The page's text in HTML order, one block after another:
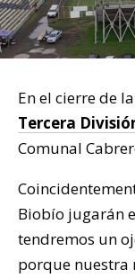
En el cierre de
Tercera
Comunal
Biobío jugarán
tendremos un
porque nuestra